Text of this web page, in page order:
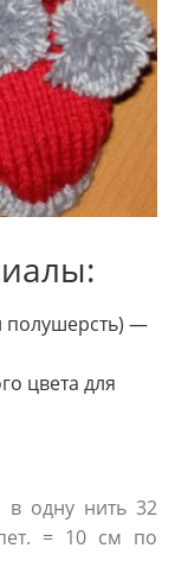
полушерсть) —
цвета для
в одну нить 32
= 10 см по